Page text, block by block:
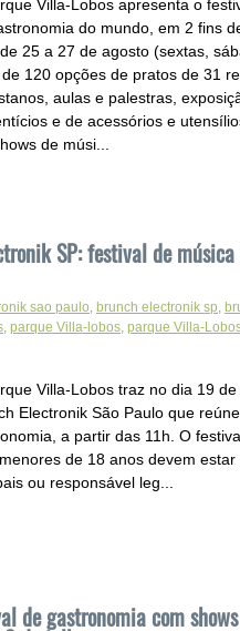
Villa-Lobos apresenta o
do mundo, em 2 fins
25 a 27 de agosto (sextas,
de 120 opções de pratos de 31
aulas e palestras,
e de acessórios e
de músi...
SP: festival de
sao paulo brunch electronik sp
parque Villa-lobos parque Villa-
Villa-Lobos traz no dia 19
Electronik São Paulo que
a partir das 11h. O
de 18 anos devem
ou responsável leg...
de gastronomia com